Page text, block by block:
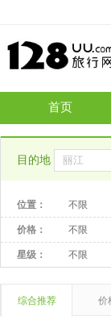
首页
目的地
位置： 不限
价格： 不限
星级： 不限
综合推荐 价